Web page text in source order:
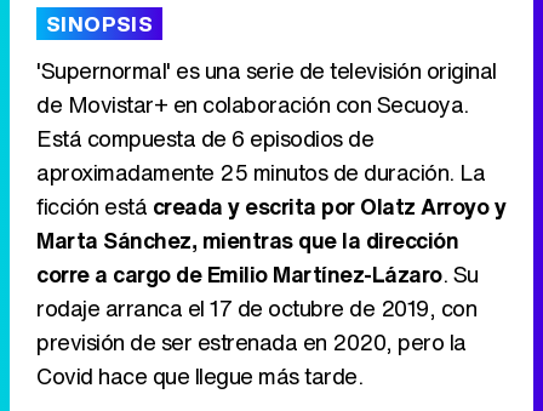
Tráiler en catalán de 'Ravalear', la nueva serie de HBO Max sobre los fondos buitre
SINOPSIS
'Supernormal' es una serie de televisión original
de Movistar+ en colaboración con Secuoya.
Está compuesta de 6 episodios de
aproximadamente 25 minutos de duración. La
ficción está creada y escrita por Olatz Arroyo y
Marta Sánchez, mientras que la dirección
corre a cargo de Emilio Martínez-Lázaro. Su
rodaje arranca el 17 de octubre de 2019, con
previsión de ser estrenada en 2020, pero la
Covid hace que llegue más tarde.